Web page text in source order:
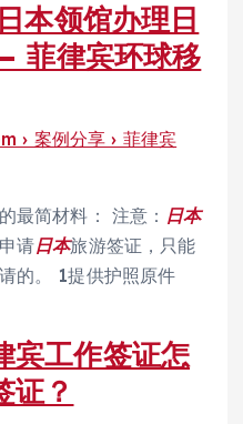
本领馆办理日
菲律宾环球移
案例分享 › 菲律宾
最简材料： 注意： 日本
请日本旅游签证，只能
的。 1提供护照原件
宾工作签证怎
证？